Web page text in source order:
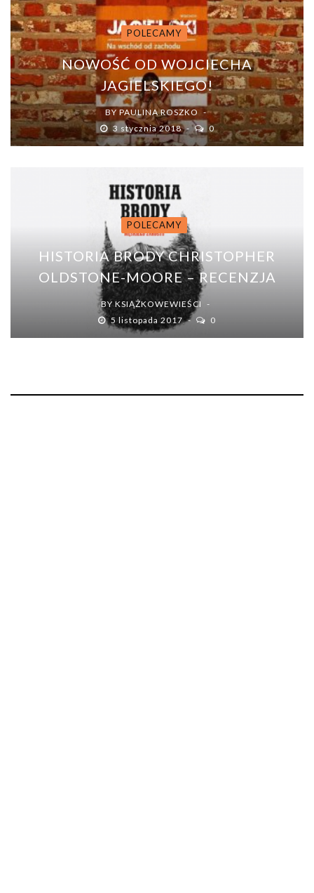
POLECAMY
NOWOŚĆ OD WOJCIECHA
JAGIELSKIEGO!
BY PAULINA ROSZKO
3 stycznia 2018
0
POLECAMY
HISTORIA BRODY CHRISTOPHER
OLDSTONE-MOORE – RECENZJA
BYKSIĄŻKOWEWIEŚCI
5 listopada 2017
0